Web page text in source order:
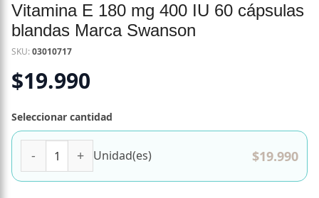
Vitamina E 180 mg 400 IU 60 cápsulas
blandas Marca Swanson
SKU:03010717
$19.990
Seleccionar cantidad
Unidad(es) $19.990